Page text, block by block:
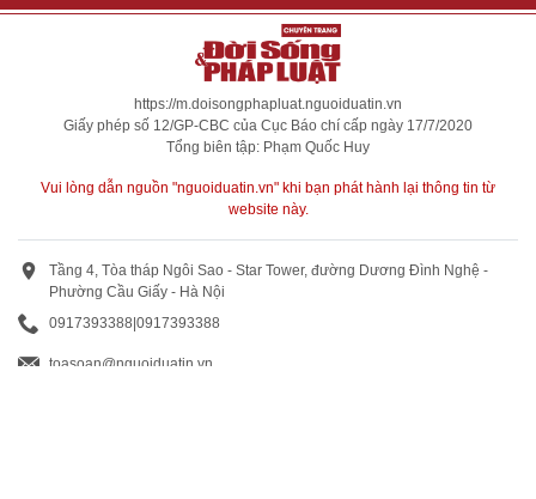
https://m.doisongphapluat.nguoiduatin.vn
Giấy phép số 12/GP-CBC của Cục Báo chí cấp ngày 17/7/2020
Tổng biên tập: Phạm Quốc Huy
Vui lòng dẫn nguồn "nguoiduatin.vn" khi bạn phát hành lại thông tin từ
website này.
Tầng 4, Tòa tháp Ngôi Sao - Star Tower, đường Dương Đình Nghệ -
Phường Cầu Giấy - Hà Nội
0917393388|0917393388
toasoan@nguoiduatin.vn